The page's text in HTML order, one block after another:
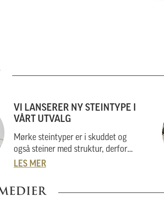
VI LANSERER NY STEINTYPE I
VÅRT UTVALG
Mørke steintyper er i skuddet og
også steiner med struktur, derfor
Virginia Black
LES MER